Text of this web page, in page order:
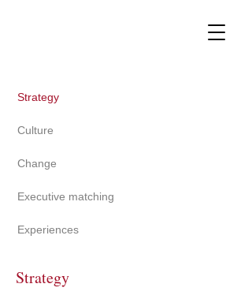
Strategy
Culture
Change
Executive matching
Experiences
Strategy